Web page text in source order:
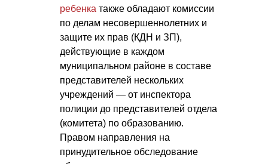
ребенка также обладают комиссии
по делам несовершеннолетних и
защите их прав (КДН и ЗП),
действующие в каждом
муниципальном районе в составе
представителей нескольких
учреждений — от инспектора
полиции до представителей отдела
(комитета) по образованию.
Правом направления на
принудительное обследование